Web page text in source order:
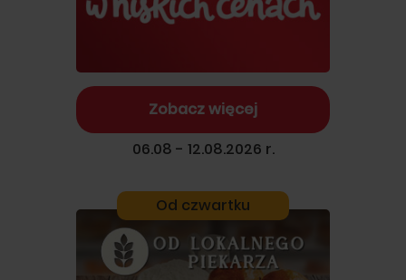
Zobacz więcej
06.08 - 12.08.2026 r.
Od czwartku